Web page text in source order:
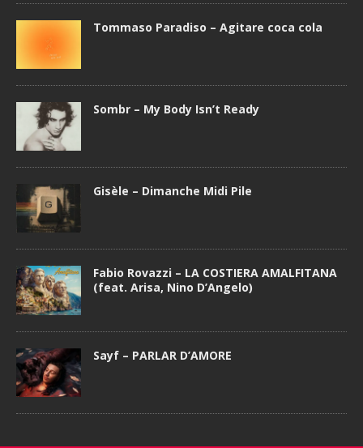
Tommaso Paradiso – Agitare coca cola
Sombr – My Body Isn’t Ready
Gisèle – Dimanche Midi Pile
Fabio Rovazzi – LA COSTIERA AMALFITANA
(feat. Arisa, Nino D’Angelo)
Sayf – PARLAR D’AMORE